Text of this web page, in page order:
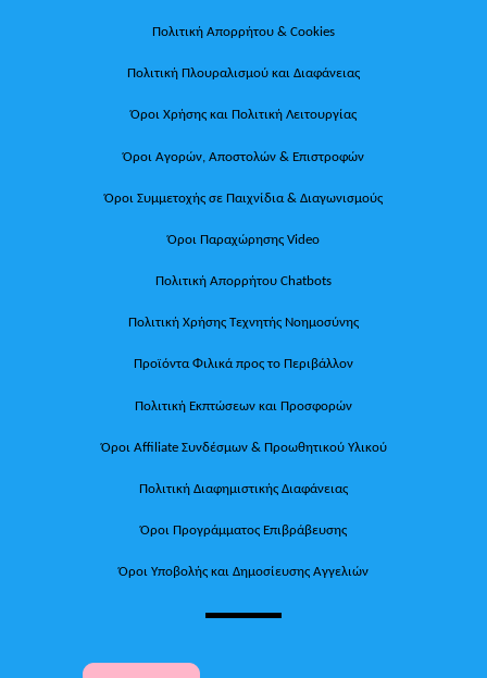
Πολιτική Απορρήτου & Cookies
Πολιτική Πλουραλισμού και Διαφάνειας
Όροι Χρήσης και Πολιτική Λειτουργίας
Όροι Αγορών, Αποστολών & Επιστροφών
Όροι Συμμετοχής σε Παιχνίδια & Διαγωνισμούς
Όροι Παραχώρησης Video
Πολιτική Απορρήτου Chatbots
Πολιτική Χρήσης Τεχνητής Νοημοσύνης
Προϊόντα Φιλικά προς το Περιβάλλον
Πολιτική Εκπτώσεων και Προσφορών
Όροι Affiliate Συνδέσμων & Προωθητικού Υλικού
Πολιτική Διαφημιστικής Διαφάνειας
Όροι Προγράμματος Επιβράβευσης
Όροι Υποβολής και Δημοσίευσης Αγγελιών